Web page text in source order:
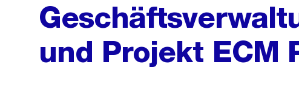
und Projekt ECM